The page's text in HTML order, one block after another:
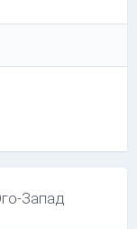
Запад